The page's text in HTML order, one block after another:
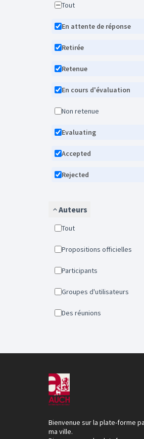
Tout
En attente de réponse
Retirée
Retenue
En cours d'évaluation
Non retenue
Evaluating
Accepted
Rejected
Auteurs
Tout
Propositions officielles
Participants
Groupes d'utilisateurs
Des réunions
Bienvenue sur la plate-forme
ma ville.